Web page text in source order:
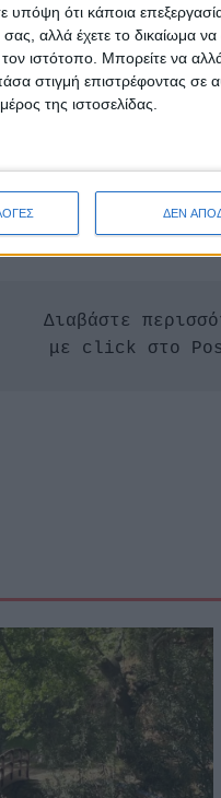
υπόψη ότι κάποια
αλλά έχετε το δικαίωμα
ιστότοπο. Μπορείτε να
στιγμή επιστρέφοντας σε
της ιστοσελίδας.
ΔΕΝ
εκπρόσωποι από την
ΔΕΔΔΗΕ,
νσεις Πολιτικής
Διαβάστε
με click στο